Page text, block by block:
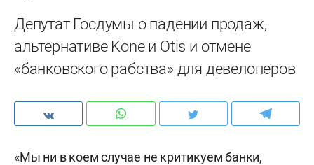
Депутат Госдумы о падении продаж,
альтернативе Kone и Otis и отмене
«банковского рабства» для девелоперов
«Мы ни в коем случае не критикуем банки,